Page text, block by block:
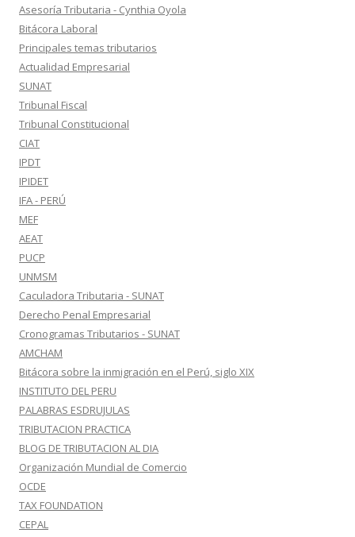
Asesoría Tributaria - Cynthia Oyola
Bitácora Laboral
Principales temas tributarios
Actualidad Empresarial
SUNAT
Tribunal Fiscal
Tribunal Constitucional
CIAT
IPDT
IPIDET
IFA - PERÚ
MEF
AEAT
PUCP
UNMSM
Caculadora Tributaria - SUNAT
Derecho Penal Empresarial
Cronogramas Tributarios - SUNAT
AMCHAM
Bitácora sobre la inmigración en el Perú, siglo XIX
INSTITUTO DEL PERU
PALABRAS ESDRUJULAS
TRIBUTACION PRACTICA
BLOG DE TRIBUTACION AL DIA
Organización Mundial de Comercio
OCDE
TAX FOUNDATION
CEPAL